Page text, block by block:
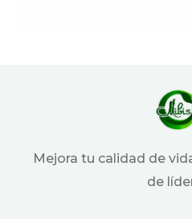
Mejora tu calidad de
de